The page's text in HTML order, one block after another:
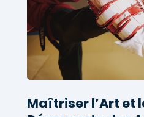
Maîtriser l’Art et